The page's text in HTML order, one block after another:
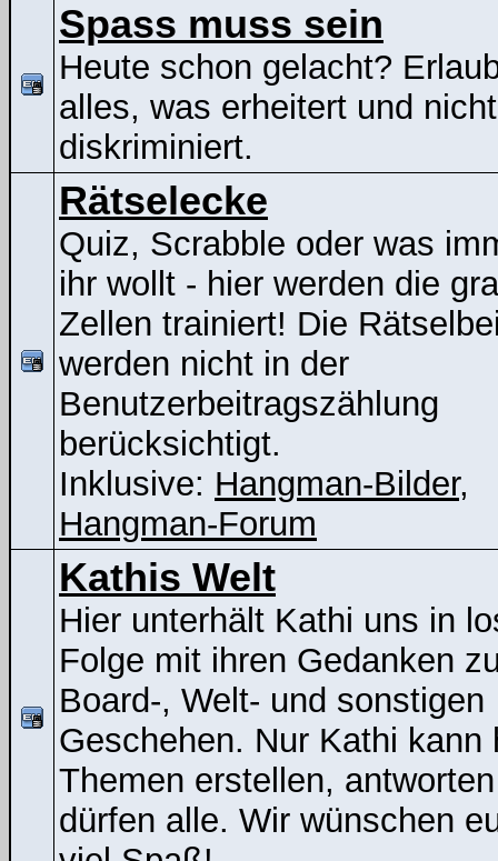
Spass muss sein
Heute schon gelacht?
alles, was erheitert und nicht
diskriminiert.
Rätselecke
Quiz, Scrabble oder was
ihr wollt - hier werden die
Zellen trainiert! Die
werden nicht in der
Benutzerbeitragszählung
berücksichtigt.
Inklusive: Hangman-Bilder,
Hangman-Forum
Kathis Welt
Hier unterhält Kathi uns in
Folge mit ihren Gedanken
Board-, Welt- und sonstigen
Geschehen. Nur Kathi kann
Themen erstellen, antworten
dürfen alle. Wir wünschen